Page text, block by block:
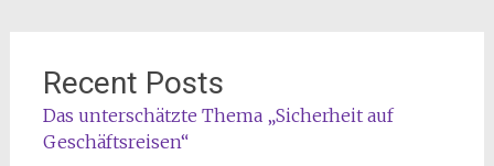
Recent Posts
Das unterschätzte Thema „Sicherheit auf
Geschäftsreisen“